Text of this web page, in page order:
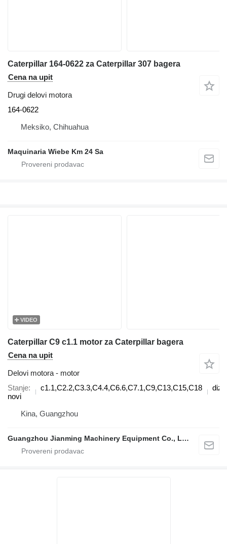
Caterpillar 164-0622 za Caterpillar 307 bagera
Cena na upit
Drugi delovi motora
164-0622
Meksiko, Chihuahua
Maquinaria Wiebe Km 24 Sa
VIDEO
Caterpillar C9 c1.1 motor za Caterpillar bagera
Cena na upit
Delovi motora - motor
Stanje
novi
c1.1,C2.2,C3.3,C4.4,C6.6,C7.1,C9,C13,C15,C18 dizel
Kina, Guangzhou
Guangzhou Jianming Machinery Equipment Co., Ltd.